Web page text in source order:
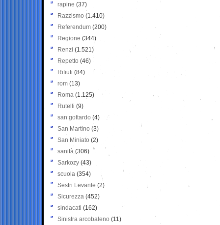
rapine (37)
Razzismo (1.410)
Referendum (200)
Regione (344)
Renzi (1.521)
Repetto (46)
Rifiuti (84)
rom (13)
Roma (1.125)
Rutelli (9)
san gottardo (4)
San Martino (3)
San Miniato (2)
sanità (306)
Sarkozy (43)
scuola (354)
Sestri Levante (2)
Sicurezza (452)
sindacati (162)
Sinistra arcobaleno (11)